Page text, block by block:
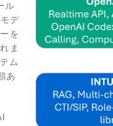
ル
デ
を
ま
ム
あ